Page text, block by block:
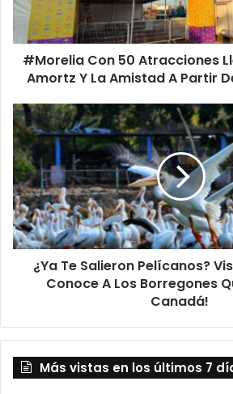
Feria
Del
Amortz
A
Partir
Del
10
De
Febrero
#Morelia Con 50 Atracciones
Amortz Y La Amistad A Partir
¿Ya
Te
Salieron
Pelícanos?
Visit
Michoacán
Y
Conoce
A
Borregones
De
¿Ya Te Salieron Pelícanos?
Conoce A Los Borregones
Canadá!
Más vistas en los últimos 7